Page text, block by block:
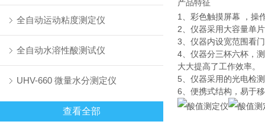
全自动运动粘度测定仪
全自动水溶性酸测试仪
UHV-660 微量水分测定仪
查看全部
产品特征
1、彩色触摸屏幕 ，操
2、仪器采用大容量单
3、仪器内设宽范围看
4、仪器分三杯六杯，
大大提高了工作效率。
5、仪器采用的光电检
6、便携式结构，易于